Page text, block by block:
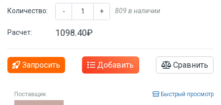
Количество: - + 809 в наличии
Расчет: 1098.40₽
Запросить Добавить Сравнить
Поставщик Быстрый просмотр